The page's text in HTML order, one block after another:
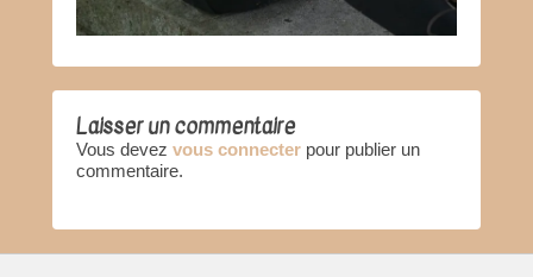
Laisser un commentaire
Vous devez vous connecter pour publier un
commentaire.